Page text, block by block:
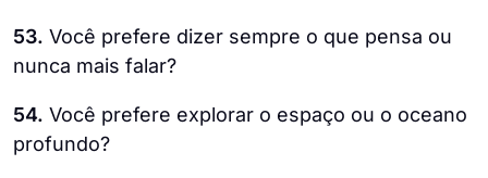
53. Você prefere dizer sempre o que pensa ou
nunca mais falar?
54. Você prefere explorar o espaço ou o oceano
profundo?